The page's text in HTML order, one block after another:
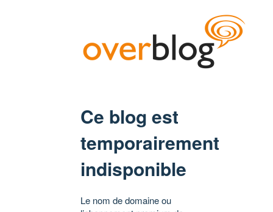
Ce blog est
temporairement
indisponible
Le nom de domaine ou